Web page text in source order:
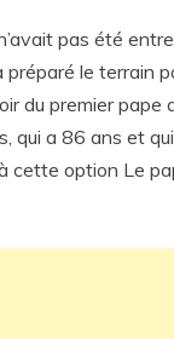
pas été
le terrain
du premier pape
qui a 86 ans et
cette option Le